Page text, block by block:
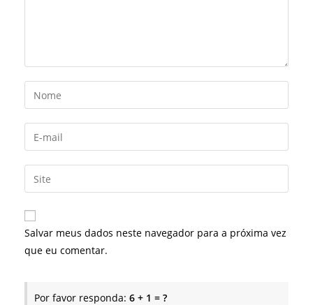
Digite
seu
nome
ou
de
usuário
para
comentar
Digite
seu
endereço
de
mail
para
comentar
Digite
o
URL
do
site
Salvar meus dados neste navegador para a próxima vez
que eu comentar.
Por favor responda: 6 + 1 = ?